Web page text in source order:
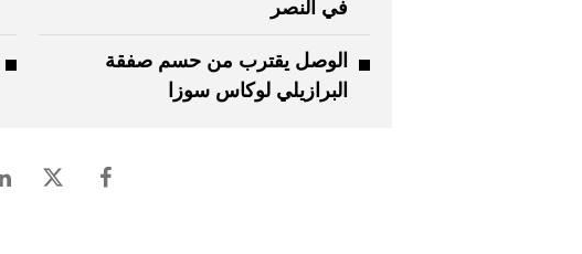
في النصر
الوصل يقترب من حسم صفقة
البرازيلي لوكاس سوزا